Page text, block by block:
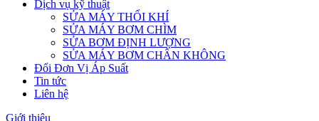
Dịch vụ kỹ thuật
SỬA MÁY THỔI KHÍ
SỬA MÁY BƠM CHÌM
SỬA BƠM ĐỊNH LƯỢNG
SỬA MÁY BƠM CHÂN KHÔNG
Đổi Đơn Vị Áp Suất
Tin tức
Liên hệ
Giới thiệu